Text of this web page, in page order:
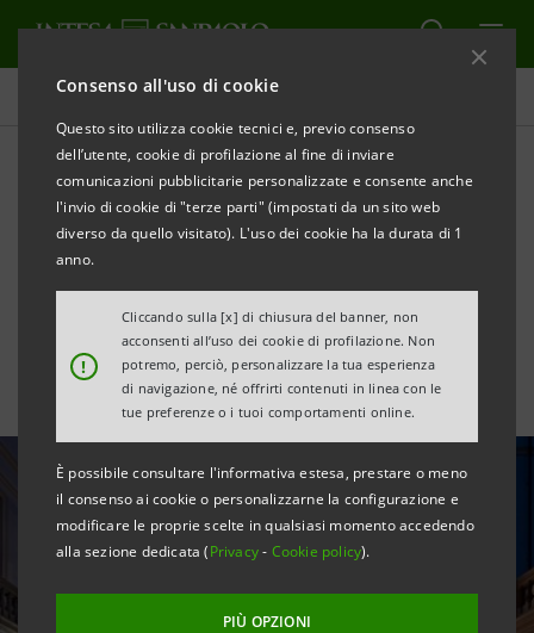
Consenso all'uso di cookie
Questo sito utilizza cookie tecnici e, previo consenso
dell’utente, cookie di profilazione al fine di inviare
comunicazioni pubblicitarie personalizzate e consente anche
l'invio di cookie di "terze parti" (impostati da un sito web
diverso da quello visitato). L'uso dei cookie ha la durata di 1
anno.
!
Cliccando sulla [x] di chiusura del banner, non
acconsenti all’uso dei cookie di profilazione. Non
potremo, perciò, personalizzare la tua esperienza
di navigazione, né offrirti contenuti in linea con le
tue preferenze o i tuoi comportamenti online.
È possibile consultare l'informativa estesa, prestare o meno
il consenso ai cookie o personalizzarne la configurazione e
modificare le proprie scelte in qualsiasi momento accedendo
alla sezione dedicata (Privacy- Cookie policy).
PIÙ OPZIONI
Tutte le news
Gallerie d’Italia-Torino: un
anno di grande fotografia
contemporanea